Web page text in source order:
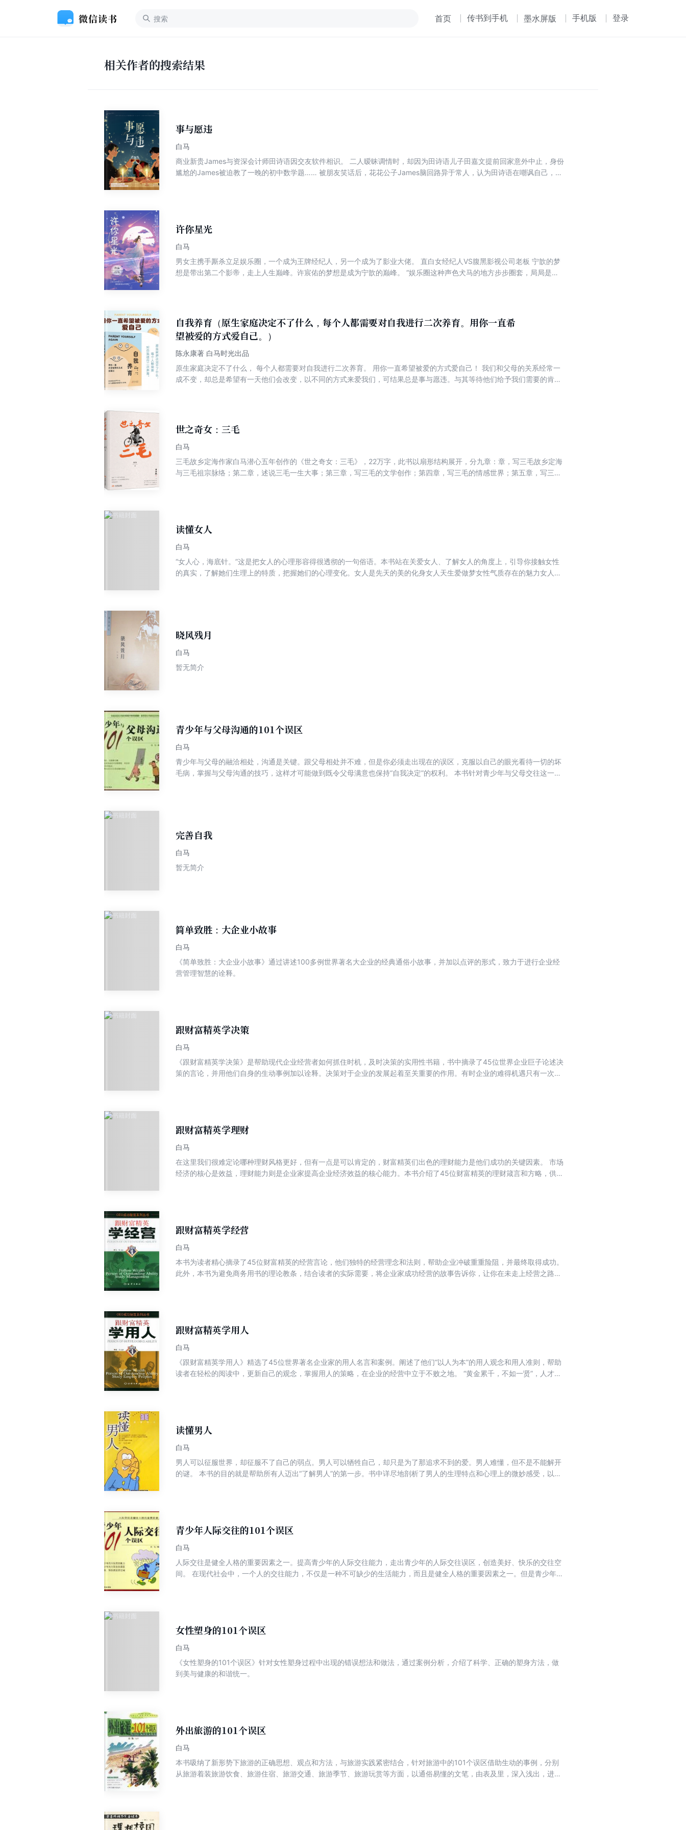
首页 传书到手机 墨水屏版 手机版 登录
相关作者的搜索结果
事与愿违
白马
商业新贵James与资深会计师田诗语因交友软件相识。 二人暧昧调情时，却因为田诗语儿子田嘉文提前回家意外中止，身份
尴尬的James被迫教了一晚的初中数学题…… 被朋友笑话后，花花公子James脑回路异于常人，认为田诗语在嘲讽自己，发
许你星光
白马
男女主携手厮杀立足娱乐圈，一个成为王牌经纪人，另一个成为了影业大佬。 直白女经纪人VS腹黑影视公司老板 宁歆的梦
想是带出第二个影帝，走上人生巅峰。许宸佑的梦想是成为宁歆的巅峰。 “娱乐圈这种声色犬马的地方步步圈套，局局是
自我养育（原生家庭决定不了什么，每个人都需要对自我进行二次养育。用你一直希
望被爱的方式爱自己。）
陈永康著 白马时光出品
原生家庭决定不了什么， 每个人都需要对自我进行二次养育。 用你一直希望被爱的方式爱自己！ 我们和父母的关系经常一
成不变，却总是希望有一天他们会改变，以不同的方式来爱我们，可结果总是事与愿违。与其等待他们给予我们需要的肯定
助它成长。最后，帮助读者发现和治愈深层的情绪痛苦。
世之奇女：三毛
白马
三毛故乡定海作家白马潜心五年创作的《世之奇女：三毛》，22万字，此书以扇形结构展开，分九章：章，写三毛故乡定海
与三毛祖宗脉络；第二章，述说三毛一生大事；第三章，写三毛的文学创作；第四章，写三毛的情感世界；第五章，写三毛
读懂女人
白马
“女人心，海底针。”这是把女人的心理形容得很透彻的一句俗语。本书站在关爱女人、了解女人的角度上，引导你接触女性
的真实，了解她们生理上的特质，把握她们的心理变化。女人是先天的美的化身女人天生爱做梦女性气质存在的魅力女人不
晓风残月
白马
暂无简介
青少年与父母沟通的101个误区
白马
青少年与父母的融洽相处，沟通是关键。跟父母相处并不难，但是你必须走出现在的误区，克服以自己的眼光看待一切的坏
毛病，掌握与父母沟通的技巧，这样才可能做到既令父母满意也保持“自我决定”的权利。 本书针对青少年与父母交往这一难
完善自我
白马
暂无简介
简单致胜：大企业小故事
白马
《简单致胜：大企业小故事》通过讲述100多例世界著名大企业的经典通俗小故事，并加以点评的形式，致力于进行企业经
营管理智慧的诠释。
跟财富精英学决策
白马
《跟财富精英学决策》是帮助现代企业经营者如何抓住时机，及时决策的实用性书籍，书中摘录了45位世界企业巨子论述决
策的言论，并用他们自身的生动事例加以诠释。决策对于企业的发展起着至关重要的作用。有时企业的难得机遇只有一次，
跟财富精英学理财
白马
在这里我们很难定论哪种理财风格更好，但有一点是可以肯定的，财富精英们出色的理财能力是他们成功的关键因素。 市场
经济的核心是效益，理财能力则是企业家提高企业经济效益的核心能力。本书介绍了45位财富精英的理财箴言和方略，供你
跟财富精英学经营
白马
本书为读者精心摘录了45位财富精英的经营言论，他们独特的经营理念和法则，帮助企业冲破重重险阻，并最终取得成功。
此外，本书为避免商务用书的理论教条，结合读者的实际需要，将企业家成功经营的故事告诉你，让你在未走上经营之路
跟财富精英学用人
白马
《跟财富精英学用人》精选了45位世界著名企业家的用人名言和案例。阐述了他们“以人为本”的用人观念和用人准则，帮助
读者在轻松的阅读中，更新自己的观念，掌握用人的策略，在企业的经营中立于不败之地。 “黄金累千，不如一贤”，人才的
读懂男人
白马
男人可以征服世界，却征服不了自己的弱点。男人可以牺牲自己，却只是为了那追求不到的爱。男人难懂，但不是不能解开
的谜。 本书的目的就是帮助所有人迈出“了解男人”的第一步。书中详尽地剖析了男人的生理特点和心理上的微妙感受，以及
青少年人际交往的101个误区
白马
人际交往是健全人格的重要因素之一。提高青少年的人际交往能力，走出青少年的人际交往误区，创造美好、快乐的交往空
间。 在现代社会中，一个人的交往能力，不仅是一种不可缺少的生活能力，而且是健全人格的重要因素之一。但是青少年由
女性塑身的101个误区
白马
《女性塑身的101个误区》针对女性塑身过程中出现的错误想法和做法，通过案例分析，介绍了科学、正确的塑身方法，做
到美与健康的和谐统一。
外出旅游的101个误区
白马
本书吸纳了新形势下旅游的正确思想、观点和方法，与旅游实践紧密结合，针对旅游中的101个误区借助生动的事例，分别
从旅游着装旅游饮食、旅游住宿、旅游交通、旅游季节、旅游玩赏等方面，以通俗易懂的文笔，由表及里，深入浅出，进行